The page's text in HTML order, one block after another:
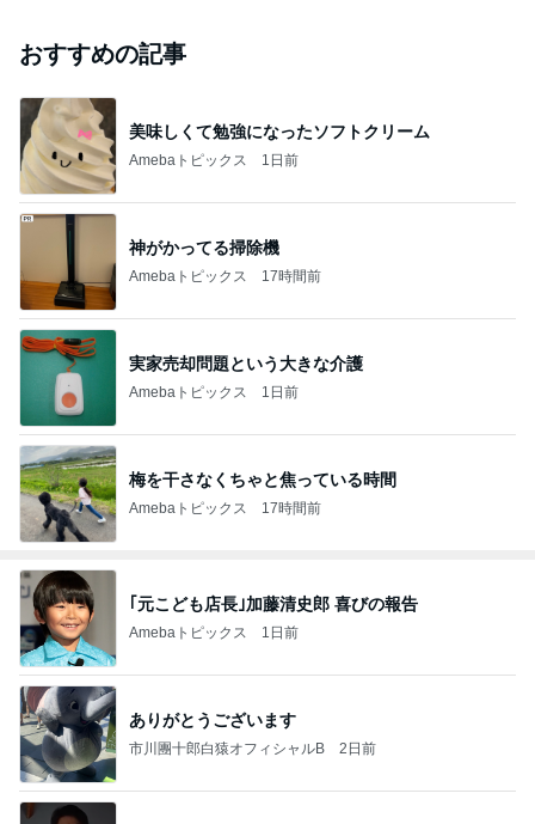
おすすめの記事
美味しくて勉強になったソフトクリーム
Amebaトピックス 1日前
神がかってる掃除機
Amebaトピックス 17時間前
実家売却問題という大きな介護
Amebaトピックス 1日前
梅を干さなくちゃと焦っている時間
Amebaトピックス 17時間前
｢元こども店長｣加藤清史郎 喜びの報告
Amebaトピックス 1日前
ありがとうございます
市川團十郎白猿オフィシャルB 2日前